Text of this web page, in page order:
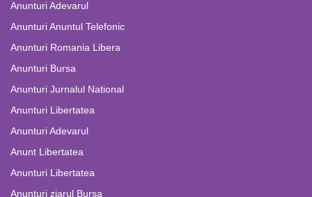
Anunturi Adevarul
Anunturi Anuntul Telefonic
Anunturi Romania Libera
Anunturi Bursa
Anunturi Jurnalul National
Anunturi Libertatea
Anunturi Adevarul
Anunt Libertatea
Anunturi Libertatea
Anunturi ziarul Bursa